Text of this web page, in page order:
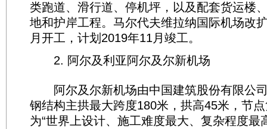
类跑道、滑行道、停机坪，以及配套货运楼
地和护岸工程。马尔代夫维拉纳国际机场改
月开工，计划2019年11月竣工。
2. 阿尔及利亚阿尔及尔新机场
阿尔及尔新机场由中国建筑股份有限公
钢结构主拱最大跨度180米，拱高45米，节
为“世界上设计、施工难度最大、复杂程度最